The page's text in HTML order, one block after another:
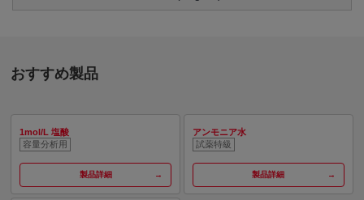
おすすめ製品
1mol/L 塩酸
容量分析用
製品詳細
アンモニア水
試薬特級
製品詳細